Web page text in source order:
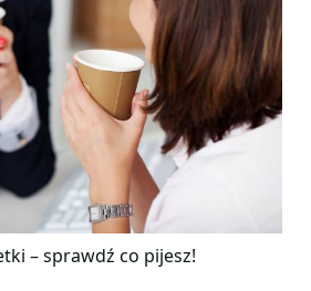
– sprawdź co pijesz!